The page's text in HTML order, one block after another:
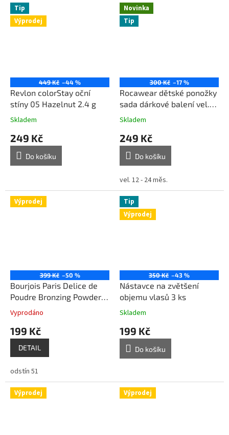
Tip
Výprodej
449 Kč –44 %
Revlon colorStay oční
stíny 05 Hazelnut 2.4 g
Skladem
249 Kč
Do košíku
Novinka
Tip
300 Kč –17 %
Rocawear dětské ponožky
sada dárkové balení vel.
12 - 24 měs.
Skladem
249 Kč
Do košíku
vel. 12 - 24 měs.
Výprodej
399 Kč –50 %
Bourjois Paris Delice de
Poudre Bronzing Powder
rozjasňující paletka
Vyprodáno
199 Kč
DETAIL
odstín 51
Tip
Výprodej
350 Kč –43 %
Nástavce na zvětšení
objemu vlasů 3 ks
Skladem
199 Kč
Do košíku
Výprodej Výprodej